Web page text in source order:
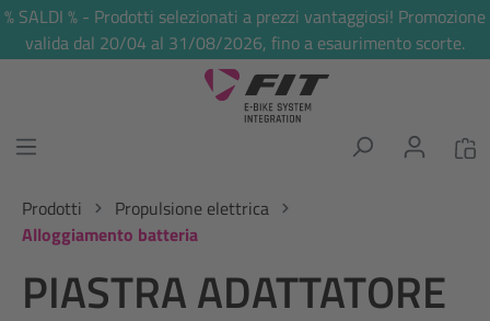
principale
% SALDI % - Prodotti selezionati a prezzi vantaggiosi! Promozione
valida dal 20/04 al 31/08/2026, fino a esaurimento scorte.
Prodotti
Propulsione elettrica
Alloggiamento batteria
PIASTRA ADATTATORE